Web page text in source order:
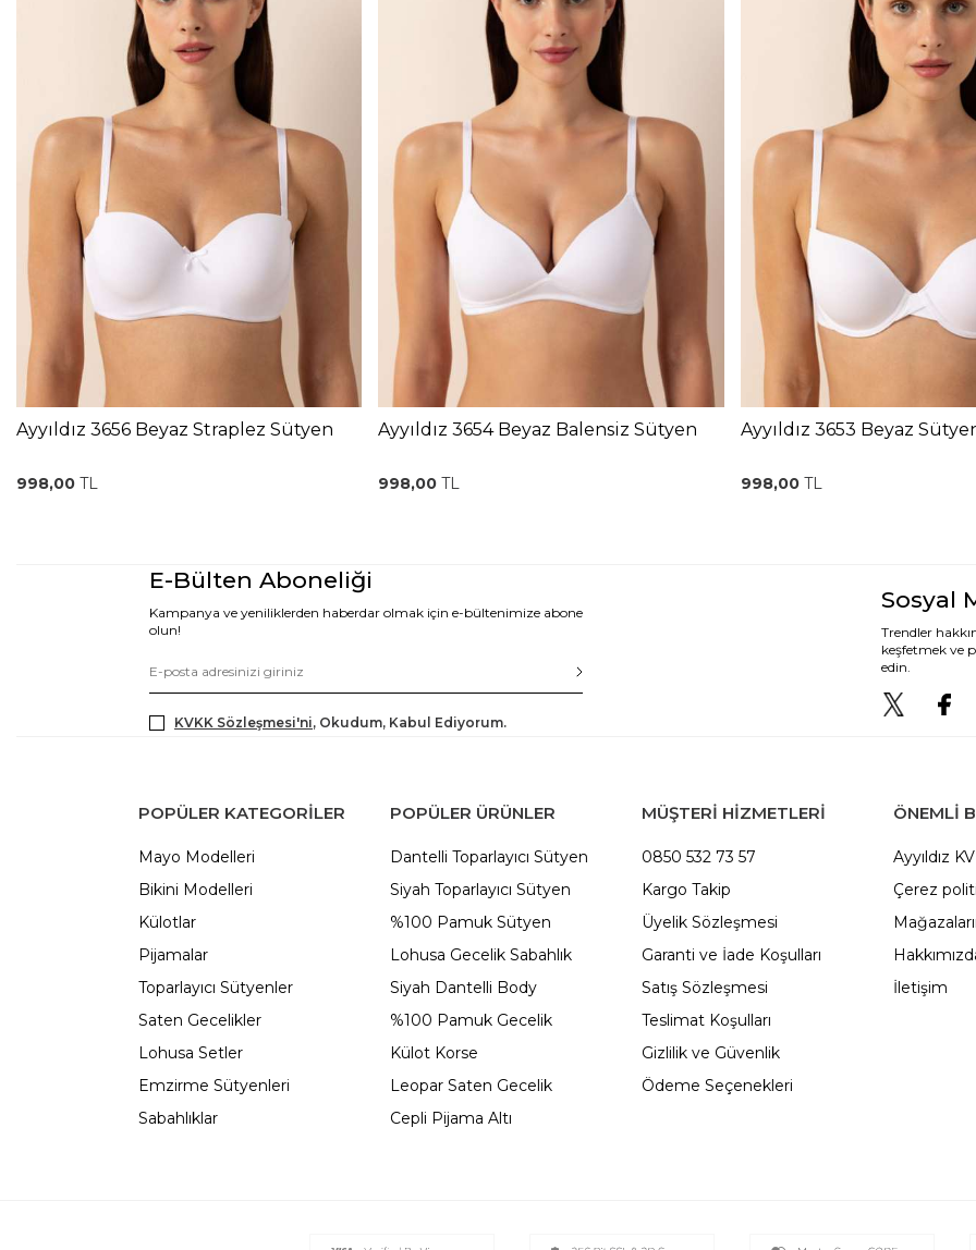
Ayyıldız 3656 Beyaz Straplez Sütyen
998,00 TL
Ayyıldız 3654 Beyaz Balensiz Sütyen
998,00 TL
Ayyıldız 3653 Beyaz
998,00TL
E-Bülten Aboneliği
Kampanya ve yeniliklerden haberdar olmak için e-bültenimize abone
olun!
KVKK Sözleşmesi'ni, Okudum, Kabul Ediyorum.
Sosyal
Trendler
keşfetmek ve
edin.
POPÜLER KATEGORILER
Mayo Modelleri
Bikini Modelleri
Külotlar
Pijamalar
Toparlayıcı Sütyenler
Saten Gecelikler
Lohusa Setler
Emzirme Sütyenleri
Sabahlıklar
POPÜLER ÜRÜNLER
Dantelli Toparlayıcı Sütyen
Siyah Toparlayıcı Sütyen
%100 Pamuk Sütyen
Lohusa Gecelik Sabahlık
Siyah Dantelli Body
%100 Pamuk Gecelik
Külot Korse
Leopar Saten Gecelik
Cepli Pijama Altı
MÜŞTERİ HİZMETLERİ
0850 532 73 57
Kargo Takip
Üyelik Sözleşmesi
Garanti ve İade Koşulları
Satış Sözleşmesi
Teslimat Koşulları
Gizlilik ve Güvenlik
Ödeme Seçenekleri
ÖNEMLI
Ayyıldız
Çerez
İletişim